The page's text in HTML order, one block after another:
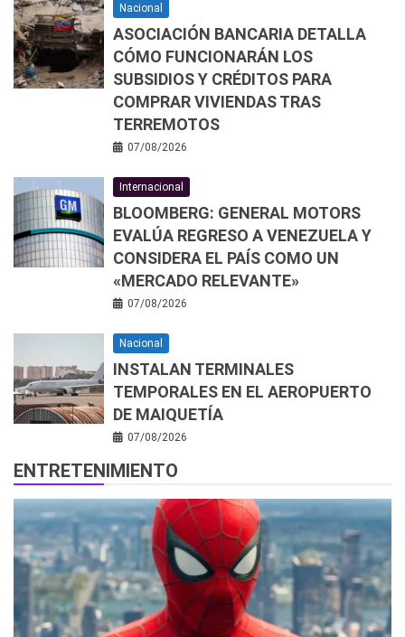
Nacional
ASOCIACIÓN BANCARIA DETALLA
CÓMO FUNCIONARÁN LOS
SUBSIDIOS Y CRÉDITOS PARA
COMPRAR VIVIENDAS TRAS
TERREMOTOS
07/08/2026
Internacional
BLOOMBERG: GENERAL MOTORS
EVALÚA REGRESO A VENEZUELA Y
CONSIDERA EL PAÍS COMO UN
«MERCADO RELEVANTE»
07/08/2026
Nacional
INSTALAN TERMINALES
TEMPORALES EN EL AEROPUERTO
DE MAIQUETÍA
07/08/2026
ENTRETENIMIENTO